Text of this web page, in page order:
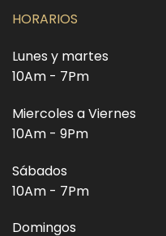
HORARIOS
Lunes y martes
10Am - 7Pm
Miercoles a Viernes
10Am - 9Pm
Sábados
10Am - 7Pm
Domingos